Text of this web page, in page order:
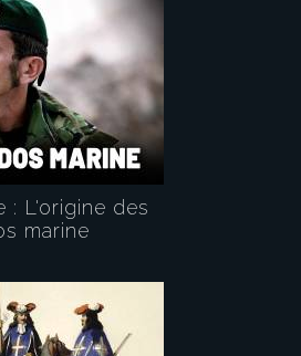
: L'origine des
marine